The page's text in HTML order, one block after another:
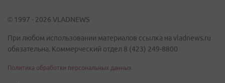
© 1997 - 2026 VLADNEWS
При любом использовании материалов ссылка на vladnews.ru
обязательна. Коммерческий отдел 8 (423) 249-8800
Политика обработки персональных данных